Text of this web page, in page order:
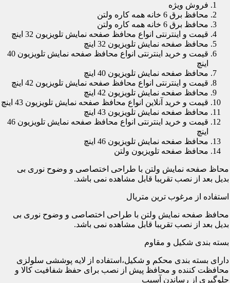
فروش ویژه
محافظ برق 6 خانه همه کاره ولتن
محافظ برق 6 خانه همه کاره ولتن
قیمت و اینترنتی انواع محافظ صفحه نمایش تلویزیون 32 اینچ
محافظ صفحه نمایش تلویزیون 32 اینچ
قیمت و خرید اینترنتی انواع محافظ صفحه نمایش تلویزیون 40
اینچ
محافظ صفحه نمایش تلویزیون 40 اینچ
قیمت و اینترنتی انواع محافظ صفحه نمایش تلویزیون 42 اینچ
محافظ صفحه نمایش تلویزیون 42 اینچ
قیمت و خرید آنلاین انواع محافظ صفحه نمایش تلویزیون 43 اینچ
محافظ صفحه نمایش تلویزیون 43 اینچ
قیمت و خرید اینترنتی انواع محافظ صفحه نمایش تلویزیون 46
اینچ
محافظ صفحه نمایش تلویزیون 46 اینچ
محافظ صفحه تلویزیون ولتن
محاظ صفحه نمایش ولتن با طراحی اختصاصی و وضوح نوری بی
بدیل بعد از نصب تقریبا قابل مشاهده نمی باشد.
استفاده از مرغوب ترین متریال
محافظ صفحه نمایش ولتن با طراحی اختصاصی و وضوح نوری بی
بدیل بعد از نصب تقریبا قابل مشاهده نمی باشد.
بسته بندی شکیل و مقاوم
دارای بسته بندی محکم و شکیل،استفاده از لایه پوششی سلولزی
محافظت کننده و محافظ پیش از نصب برای حفظ شفافیت کالا و
جلوگیری از رساندن آسیب